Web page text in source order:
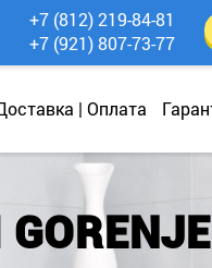
| Оплата
+7 (812) 219-84-81
+7 (921) 807-73-77